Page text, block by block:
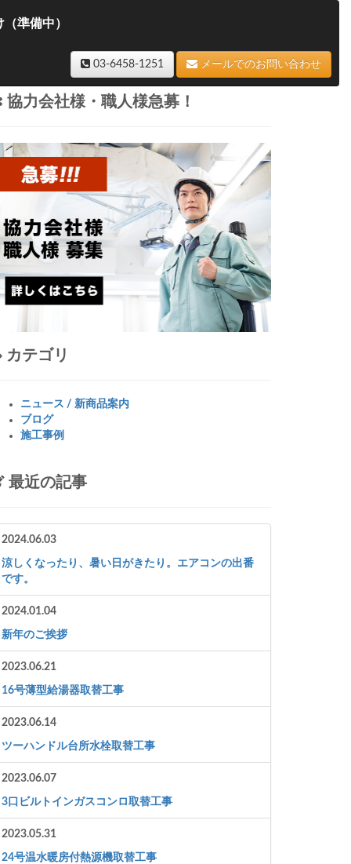
準備中）
03-6458-1251 メールでのお問い合わせ
協力会社様・職人様急募！
カテゴリ
ニュース / 新商品案内
ブログ
施工事例
最近の記事
2024.06.03
涼しくなったり、暑い日がきたり。エアコンの出番
です。
2024.01.04
新年のご挨拶
2023.06.21
16号薄型給湯器取替工事
2023.06.14
ツーハンドル台所水栓取替工事
2023.06.07
3口ビルトインガスコンロ取替工事
2023.05.31
24号温水暖房付熱源機取替工事